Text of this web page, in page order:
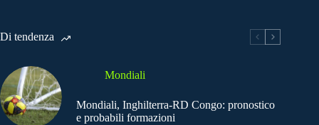
Di tendenza
Mondiali
Mondiali, Inghilterra-RD Congo: pronostico
e probabili formazioni